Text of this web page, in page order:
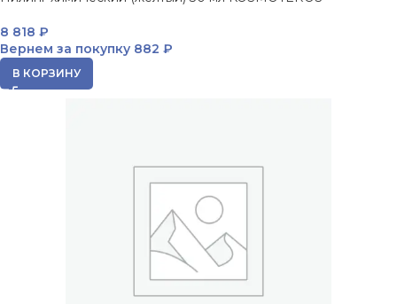
8 818 ₽
Вернем за покупку 882 ₽
В КОРЗИНУ